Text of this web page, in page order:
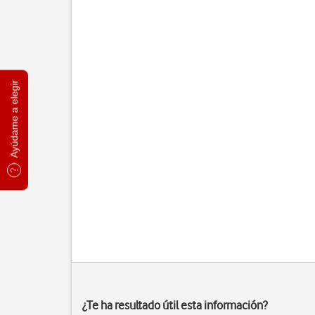
Ayúdame a elegir
¿Te ha resultado útil esta información?